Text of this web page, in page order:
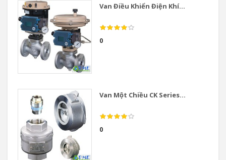
Van Điều Khiển Điện Khí...
0
Van Một Chiều CK Series...
0